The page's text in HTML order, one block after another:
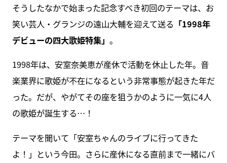
そうしたなかで始まった記念すべき初回のテーマは、お
笑い芸人・グランジの遠山大輔を迎えて送る 「1998年
デビューの四大歌姫特集」 。
1998年は、安室奈美恵が産休で活動を休止した年。音
楽業界に歌姫が不在になるという非常事態が起きた年だ
った。だが、やがてその座を狙うかのように一気に4人
の歌姫が誕生する…！
テーマを聞いて「安室ちゃんのライブに行ってきた
よ！」という今田。さらに産休になる直前まで一緒にバ